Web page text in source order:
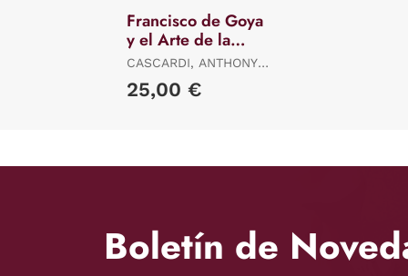
Francisco de Goya
y el Arte de la
Critica
CASCARDI, ANTHONY
25,00 €
Boletín de